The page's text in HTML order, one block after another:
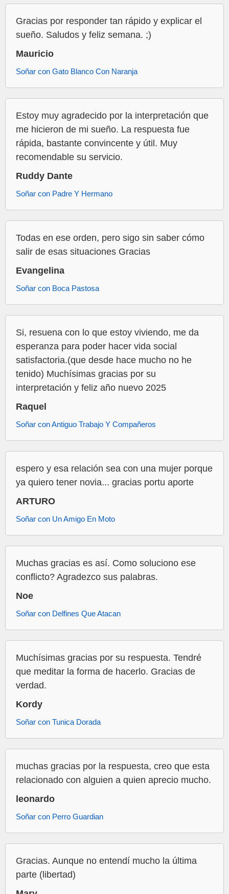
Gracias por responder tan rápido y explicar el
sueño. Saludos y feliz semana. ;)
Mauricio
Soñar con Gato Blanco Con Naranja
Estoy muy agradecido por la interpretación que
me hicieron de mi sueño. La respuesta fue
rápida, bastante convincente y útil. Muy
recomendable su servicio.
Ruddy Dante
Soñar con Padre Y Hermano
Todas en ese orden, pero sigo sin saber cómo
salir de esas situaciones Gracias
Evangelina
Soñar con Boca Pastosa
Si, resuena con lo que estoy viviendo, me da
esperanza para poder hacer vida social
satisfactoria.(que desde hace mucho no he
tenido) Muchísimas gracias por su
interpretación y feliz año nuevo 2025
Raquel
Soñar con Antiguo Trabajo Y Compañeros
espero y esa relación sea con una mujer porque
ya quiero tener novia... gracias portu aporte
ARTURO
Soñar con Un Amigo En Moto
Muchas gracias es así. Como soluciono ese
conflicto? Agradezco sus palabras.
Noe
Soñar con Delfines Que Atacan
Muchísimas gracias por su respuesta. Tendré
que meditar la forma de hacerlo. Gracias de
verdad.
Kordy
Soñar con Tunica Dorada
muchas gracias por la respuesta, creo que esta
relacionado con alguien a quien aprecio mucho.
leonardo
Soñar con Perro Guardian
Gracias. Aunque no entendí mucho la última
parte (libertad)